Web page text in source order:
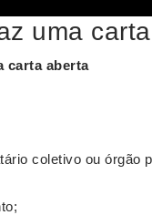
uma
carta aberta
coletivo ou órgão